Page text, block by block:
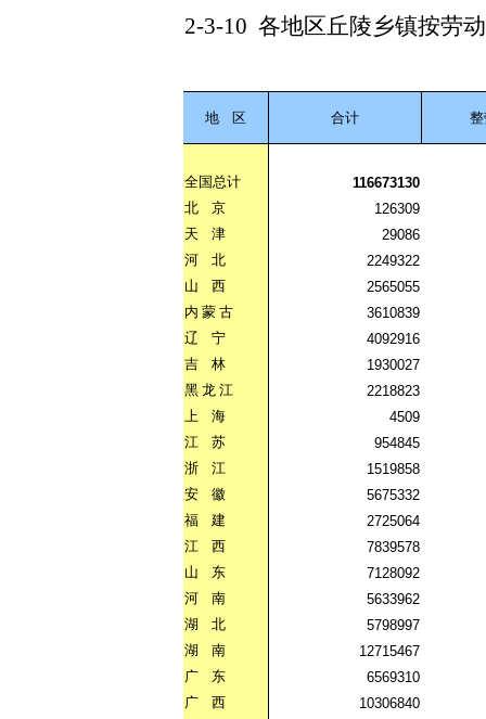
2-3-10 各地区丘陵乡镇按劳
地 区 合计
全国总计
116673130
北
京
126309
天
津
29086
河
北
2249322
山
西
2565055
内 蒙 古
3610839
辽
宁
4092916
吉
林
1930027
黑 龙 江
2218823
上
海
4509
江
苏
954845
浙
江
1519858
安
徽
5675332
福
建
2725064
江
西
7839578
山
东
7128092
河
南
5633962
湖
北
5798997
湖
南
12715467
广
东
6569310
广
西
10306840